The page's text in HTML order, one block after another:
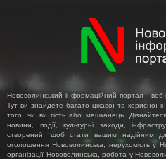
Нововолинський інформаційний портал -
Тут ви знайдете багато цікавої та корисної
того, чи ви гість або мешканець. Дізнайтеся
новини, події, культурні заходи,
створений, щоб стати вашим надійним
оголошення Нововолинська, нерухомість у
організації Нововолинська, робота у